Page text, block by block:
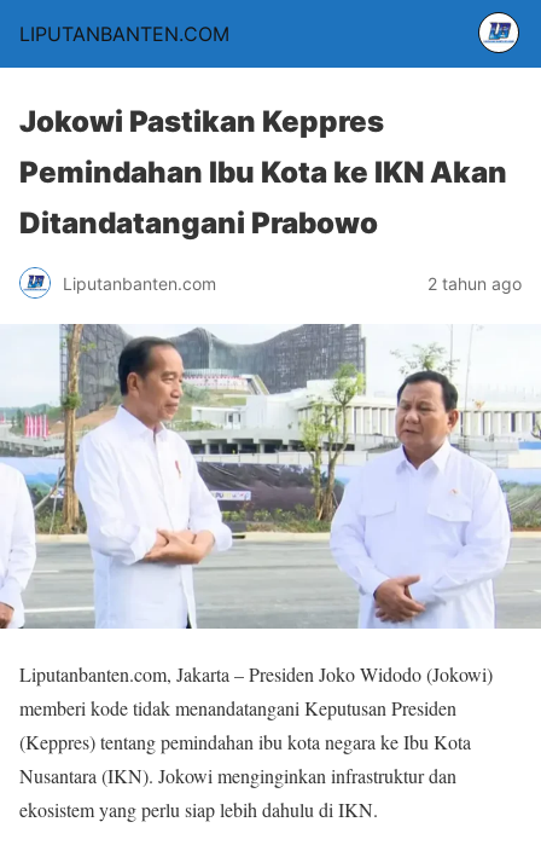
LIPUTANBANTEN.COM
Jokowi Pastikan Keppres
Pemindahan Ibu Kota ke IKN Akan
Ditandatangani Prabowo
Liputanbanten.com 2 tahun ago
Liputanbanten.com, Jakarta – Presiden Joko Widodo (Jokowi)
memberi kode tidak menandatangani Keputusan Presiden
(Keppres) tentang pemindahan ibu kota negara ke Ibu Kota
Nusantara (IKN). Jokowi menginginkan infrastruktur dan
ekosistem yang perlu siap lebih dahulu di IKN.